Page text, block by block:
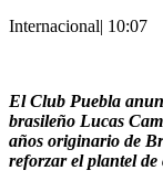
Internacional| 10:07
El Club Puebla
brasileño Lucas
años originario de
reforzar el plantel de